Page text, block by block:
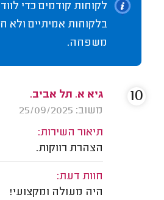
לקוחות קודמים כדי
בלקוחות אמיתיים ולא
משפחה.
גיא א. תל אביב.
משוב: 25/09/2025
תיאור השירות:
הצהרת רווקות.
חוות דעת:
היה מעולה ומקצועי!
10